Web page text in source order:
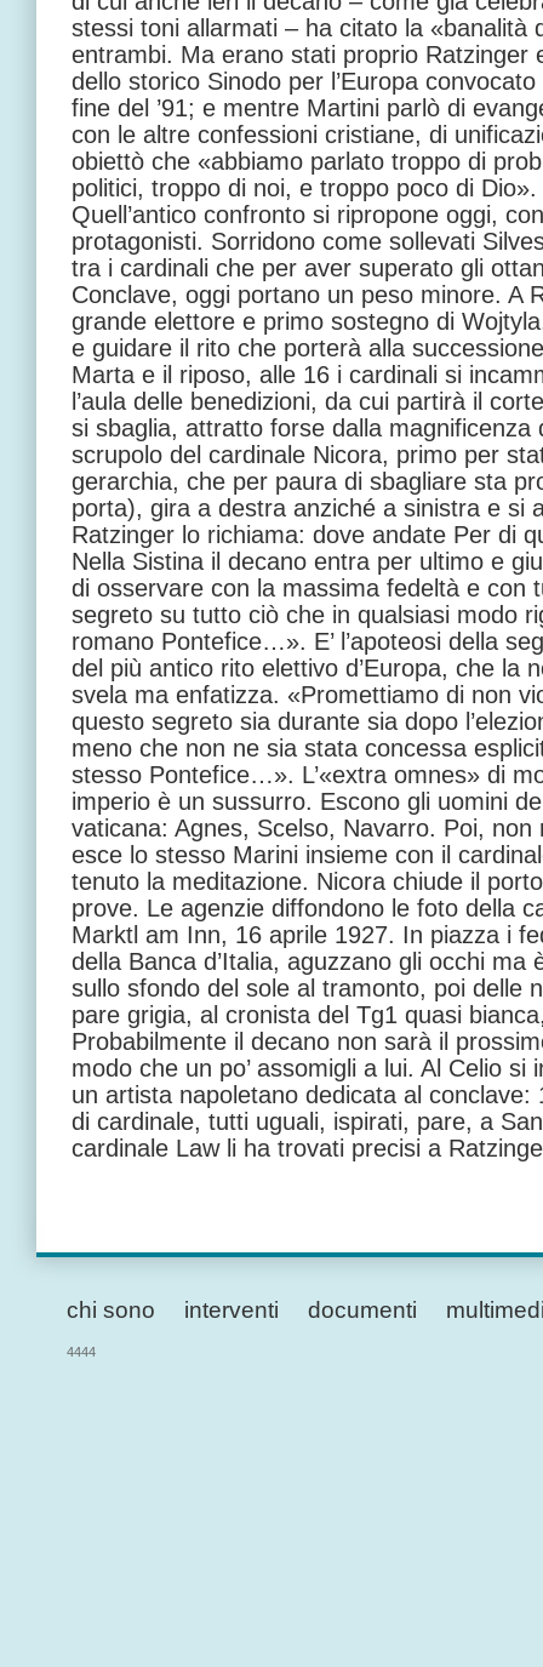
stessi toni allarmati – ha citato la «banalità
entrambi. Ma erano stati proprio Ratzinger
dello storico Sinodo per l’Europa
fine del ’91; e mentre Martini parlò di
con le altre confessioni cristiane, di
obiettò che «abbiamo parlato troppo di
politici, troppo di noi, e troppo poco di Dio».
Quell’antico confronto si ripropone oggi,
protagonisti. Sorridono come sollevati
tra i cardinali che per aver superato gli
Conclave, oggi portano un peso minore. A
grande elettore e primo sostegno di
e guidare il rito che porterà alla
Marta e il riposo, alle 16 i cardinali si
l’aula delle benedizioni, da cui partirà il
si sbaglia, attratto forse dalla magnificenza
scrupolo del cardinale Nicora, primo per
gerarchia, che per paura di sbagliare sta
porta), gira a destra anziché a sinistra e si
Ratzinger lo richiama: dove andate Per di
Nella Sistina il decano entra per ultimo e
di osservare con la massima fedeltà e con
segreto su tutto ciò che in qualsiasi modo
romano Pontefice…». E’ l’apoteosi della
del più antico rito elettivo d’Europa, che la
svela ma enfatizza. «Promettiamo di non
questo segreto sia durante sia dopo
meno che non ne sia stata concessa
stesso Pontefice…». L’«extra omnes» di
imperio è un sussurro. Escono gli uomini
vaticana: Agnes, Scelso, Navarro. Poi,
esce lo stesso Marini insieme con il
tenuto la meditazione. Nicora chiude il
prove. Le agenzie diffondono le foto della
Marktl am Inn, 16 aprile 1927. In piazza i
della Banca d’Italia, aguzzano gli occhi ma
sullo sfondo del sole al tramonto, poi delle
pare grigia, al cronista del Tg1 quasi
Probabilmente il decano non sarà il
modo che un po’ assomigli a lui. Al Celio si
un artista napoletano dedicata al conclave:
di cardinale, tutti uguali, ispirati, pare, a
cardinale Law li ha trovati precisi a
chi sono interventi documenti
4444